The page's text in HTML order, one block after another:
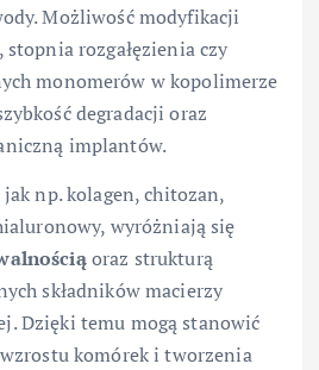
Możliwość modyfikacji
stopnia rozgałęzienia czy
monomerów w kopolimerze
degradacji oraz
implantów.
np. kolagen, chitozan,
wyróżniają się
oraz strukturą
składników macierzy
Dzięki temu mogą stanowić
komórek i tworzenia